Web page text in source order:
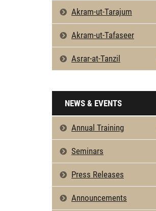
Akram-ut-Tarajum
Akram-ut-Tafaseer
Asrar-at-Tanzil
NEWS & EVENTS
Annual Training
Seminars
Press Releases
Announcements